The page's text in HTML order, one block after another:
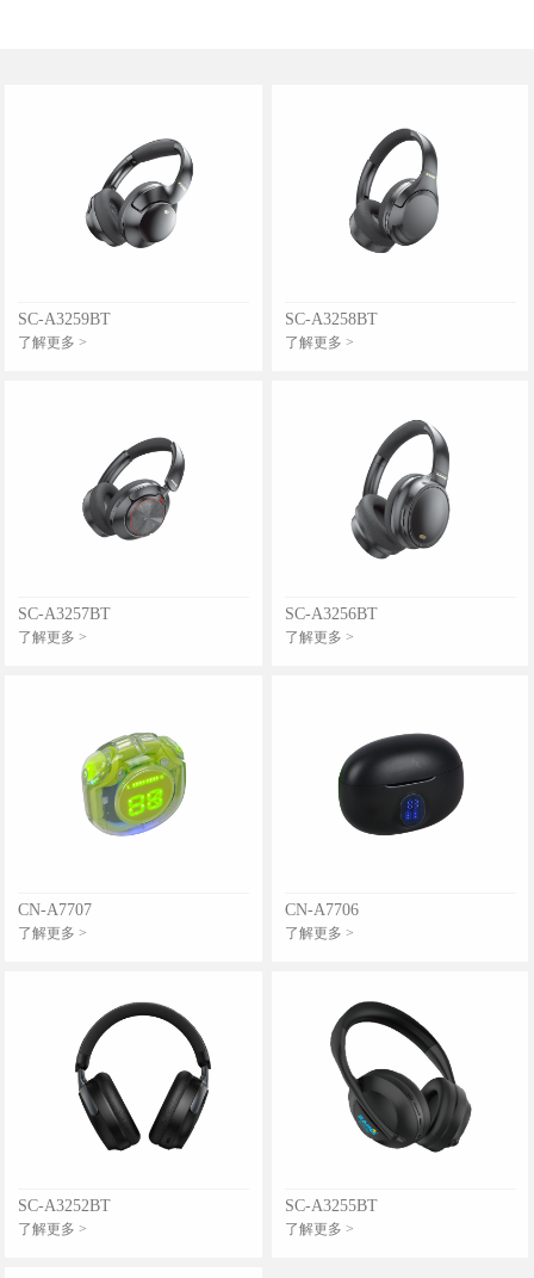
SC-A3259BT
了解更多 >
SC-A3258BT
了解更多 >
SC-A3257BT
了解更多 >
SC-A3256BT
了解更多 >
CN-A7707
了解更多 >
CN-A7706
了解更多 >
SC-A3252BT
了解更多 >
SC-A3255BT
了解更多 >